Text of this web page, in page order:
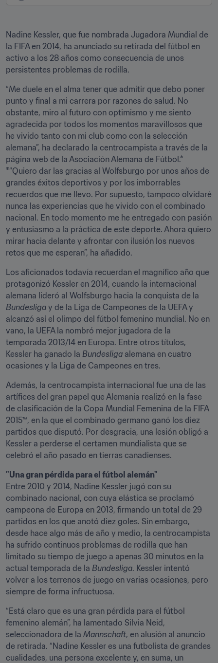
Nadine Kessler, que fue nombrada Jugadora Mundial de
la FIFA en 2014, ha anunciado su retirada del fútbol en
activo a los 28 años como consecuencia de unos
persistentes problemas de rodilla.
“Me duele en el alma tener que admitir que debo poner
punto y final a mi carrera por razones de salud. No
obstante, miro al futuro con optimismo y me siento
agradecida por todos los momentos maravillosos que
he vivido tanto con mi club como con la selección
alemana”, ha declarado la centrocampista a través de la
página web de la Asociación Alemana de Fútbol.*
*“Quiero dar las gracias al Wolfsburgo por unos años de
grandes éxitos deportivos y por los imborrables
recuerdos que me llevo. Por supuesto, tampoco olvidaré
nunca las experiencias que he vivido con el combinado
nacional. En todo momento me he entregado con pasión
y entusiasmo a la práctica de este deporte. Ahora quiero
mirar hacia delante y afrontar con ilusión los nuevos
retos que me esperan”, ha añadido.
Los aficionados todavía recuerdan el magnífico año que
protagonizó Kessler en 2014, cuando la internacional
Bundesliga y de la Liga de Campeones de la UEFA y
alcanzó así el olimpo del fútbol femenino mundial. No en
vano, la UEFA la nombró mejor jugadora de la
temporada 2013/14 en Europa. Entre otros títulos,
Kessler ha ganado la Bundesliga alemana en cuatro
ocasiones y la Liga de Campeones en tres.
Además, la centrocampista internacional fue una de las
artífices del gran papel que Alemania realizó en la fase
de clasificación de la Copa Mundial Femenina de la FIFA
2015™, en la que el combinado germano ganó los diez
partidos que disputó. Por desgracia, una lesión obligó a
Kessler a perderse el certamen mundialista que se
celebró el año pasado en tierras canadienses.
"Una gran pérdida para el fútbol alemán"
Entre 2010 y 2014, Nadine Kessler jugó con su
combinado nacional, con cuya elástica se proclamó
campeona de Europa en 2013, firmando un total de 29
partidos en los que anotó diez goles. Sin embargo,
desde hace algo más de año y medio, la centrocampista
ha sufrido continuos problemas de rodilla que han
limitado su tiempo de juego a apenas 30 minutos en la
actual temporada de la Bundesliga. Kessler intentó
volver a los terrenos de juego en varias ocasiones, pero
siempre de forma infructuosa.
“Está claro que es una gran pérdida para el fútbol
femenino alemán”, ha lamentado Silvia Neid,
seleccionadora de la Mannschaft, en alusión al anuncio
de retirada. “Nadine Kessler es una futbolista de grandes
cualidades, una persona excelente y, en suma, un